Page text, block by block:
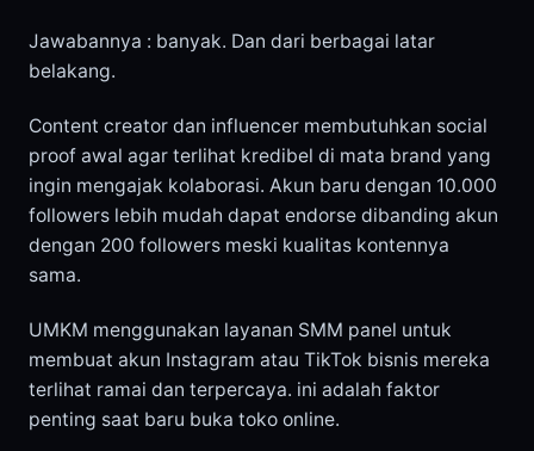
Jawabannya : banyak. Dan dari berbagai latar
belakang.
Content creator dan influencer membutuhkan social
proof awal agar terlihat kredibel di mata brand yang
ingin mengajak kolaborasi. Akun baru dengan 10.000
followers lebih mudah dapat endorse dibanding akun
dengan 200 followers meski kualitas kontennya
sama.
UMKM menggunakan layanan SMM panel untuk
membuat akun Instagram atau TikTok bisnis mereka
terlihat ramai dan terpercaya. ini adalah faktor
penting saat baru buka toko online.